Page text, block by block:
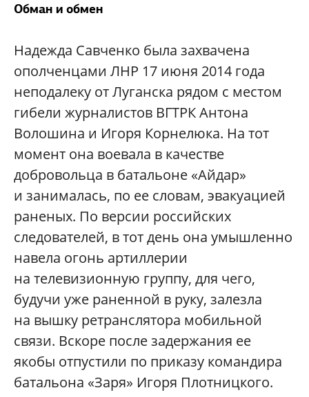
Обман и обмен
Надежда Савченко была захвачена
ополченцами ЛНР 17 июня 2014 года
неподалеку от Луганска рядом с местом
гибели журналистов ВГТРК Антона
Волошина и Игоря Корнелюка. На тот
момент она воевала в качестве
добровольца в батальоне «Айдар»
и занималась, по ее словам, эвакуацией
раненых. По версии российских
следователей, в тот день она умышленно
навела огонь артиллерии
на телевизионную группу, для чего,
будучи уже раненной в руку, залезла
на вышку ретранслятора мобильной
связи. Вскоре после задержания ее
якобы отпустили по приказу командира
батальона «Заря» Игоря Плотницкого.